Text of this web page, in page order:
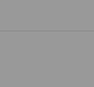
Montageservice